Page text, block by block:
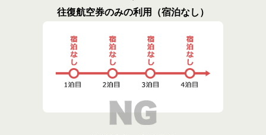
往復航空券のみの利用（宿泊なし）